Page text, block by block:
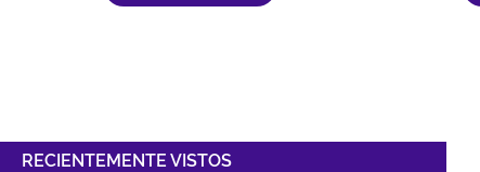
RECIENTEMENTE VISTOS